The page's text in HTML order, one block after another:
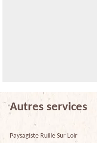
Autres services
Paysagiste Ruille Sur Loir